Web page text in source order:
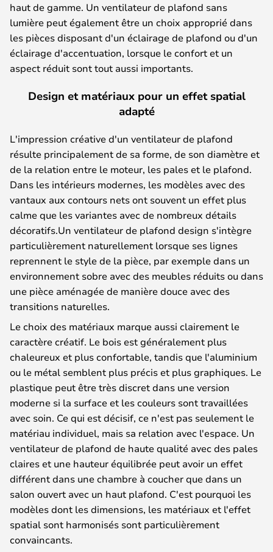
haut de gamme. Un ventilateur de plafond sans
lumière peut également être un choix approprié dans
les pièces disposant d'un éclairage de plafond ou d'un
éclairage d'accentuation, lorsque le confort et un
aspect réduit sont tout aussi importants.
Design et matériaux pour un effet spatial
adapté
L'impression créative d'un ventilateur de plafond
résulte principalement de sa forme, de son diamètre et
de la relation entre le moteur, les pales et le plafond.
Dans les intérieurs modernes, les modèles avec des
vantaux aux contours nets ont souvent un effet plus
calme que les variantes avec de nombreux détails
décoratifs.Un ventilateur de plafond design s'intègre
particulièrement naturellement lorsque ses lignes
reprennent le style de la pièce, par exemple dans un
environnement sobre avec des meubles réduits ou dans
une pièce aménagée de manière douce avec des
transitions naturelles.
Le choix des matériaux marque aussi clairement le
caractère créatif. Le bois est généralement plus
chaleureux et plus confortable, tandis que l'aluminium
ou le métal semblent plus précis et plus graphiques. Le
plastique peut être très discret dans une version
moderne si la surface et les couleurs sont travaillées
avec soin. Ce qui est décisif, ce n'est pas seulement le
matériau individuel, mais sa relation avec l'espace. Un
ventilateur de plafond de haute qualité avec des pales
claires et une hauteur équilibrée peut avoir un effet
différent dans une chambre à coucher que dans un
salon ouvert avec un haut plafond. C'est pourquoi les
modèles dont les dimensions, les matériaux et l'effet
spatial sont harmonisés sont particulièrement
convaincants.